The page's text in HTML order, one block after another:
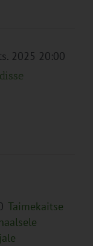
Navigation
2025 20:00
Taimekaitse